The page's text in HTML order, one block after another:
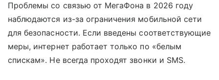
Проблемы со связью от МегаФона в 2026 году
наблюдаются из-за ограничения мобильной сети
для безопасности. Если введены соответствующие
меры, интернет работает только по «белым
спискам». Не всегда проходят звонки и SMS.